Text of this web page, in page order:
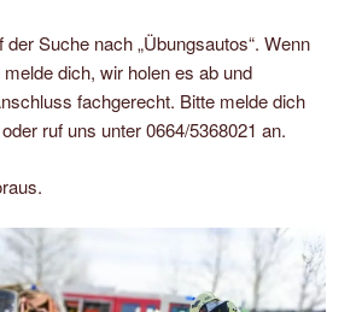
Suche nach „Übungsautos“. Wenn
dich, wir holen es ab und
fachgerecht. Bitte melde dich
ruf uns unter 0664/5368021 an.